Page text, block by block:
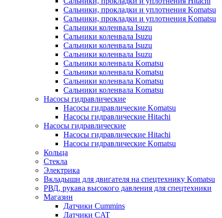
Сальники, прокладки и уплотнения Komatsu
Сальники, прокладки и уплотнения Komatsu
Сальники коленвала Isuzu
Сальники коленвала Isuzu
Сальники коленвала Isuzu
Сальники коленвала Isuzu
Сальники коленвала Komatsu
Сальники коленвала Komatsu
Сальники коленвала Komatsu
Сальники коленвала Komatsu
Насосы гидравлические
Насосы гидравлические Komatsu
Насосы гидравлические Hitachi
Насосы гидравлические
Насосы гидравлические Hitachi
Насосы гидравлические Komatsu
Кольца
Стекла
Электрика
Вкладыши для двигателя на спецтехнику Komatsu
РВД, рукава высокого давления для спецтехники
Магазин
Датчики Cummins
Датчики CAT